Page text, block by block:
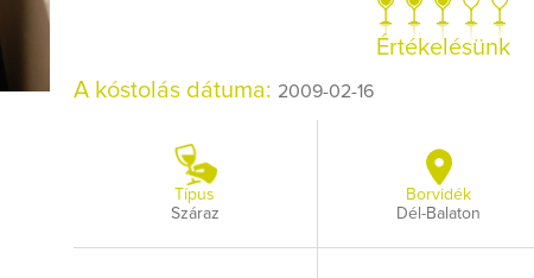
Értékelésünk
A kóstolás dátuma: 2009-02-16
Típus
Száraz
Borvidék
Dél-Balaton